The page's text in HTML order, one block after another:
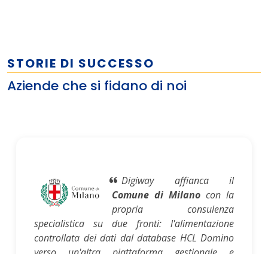
STORIE DI SUCCESSO
Aziende che si fidano di noi
Digiway affianca il
Comune di Milano con la
propria consulenza
specialistica su due fronti: l'alimentazione
controllata dei dati dal database HCL Domino